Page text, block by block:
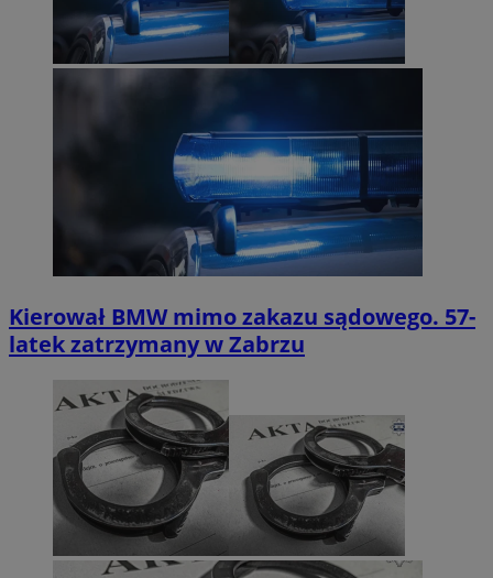
Kierował BMW mimo zakazu sądowego. 57-
latek zatrzymany w Zabrzu